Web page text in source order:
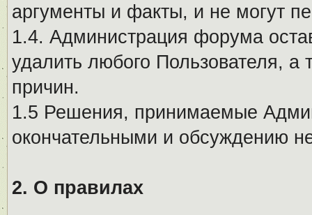
аргументы и факты, и не могут
1.4. Администрация форума
удалить любого Пользователя, а
причин.
1.5 Решения, принимаемые
окончательными и обсуждению
2. О правилах